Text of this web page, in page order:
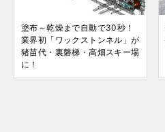
塗布～乾燥まで自動で30秒！
業界初「ワックストンネル」が
猪苗代・裏磐梯・高畑スキー場
に！